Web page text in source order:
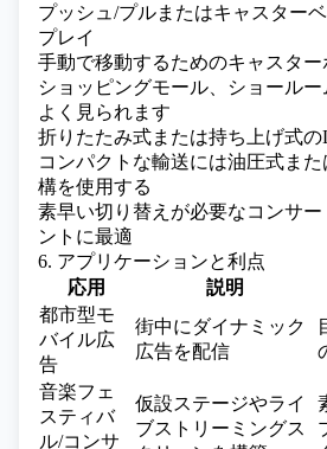
プッシュ/プルまたはキャスター
プレイ
手動で移動するためのキャスタ
ショッピングモール、ショール
よく見られます
折りたたみ式または持ち上げ式
コンパクトな輸送には油圧式ま
構を使用する
素早い切り替えが必要なコンサ
ントに最適
6. アプリケーションと利点
応用
説明
都市型モ
バイル広
告
街中にダイナミック
広告を配信
音楽フェ
スティバ
ル/コンサ
仮設ステージやライ
ブストリーミングス